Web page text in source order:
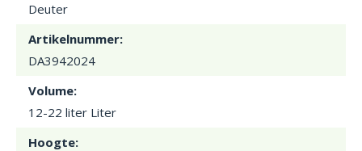
Deuter
Artikelnummer:
DA3942024
Volume:
12-22 liter Liter
Hoogte: